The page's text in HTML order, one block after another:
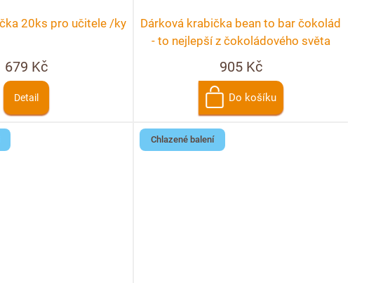
20ks pro učitele /ky
679 Kč
Detail
Dárková krabička bean to bar čokolád
- to nejlepší z čokoládového světa
905 Kč
Do košíku
Chlazené balení